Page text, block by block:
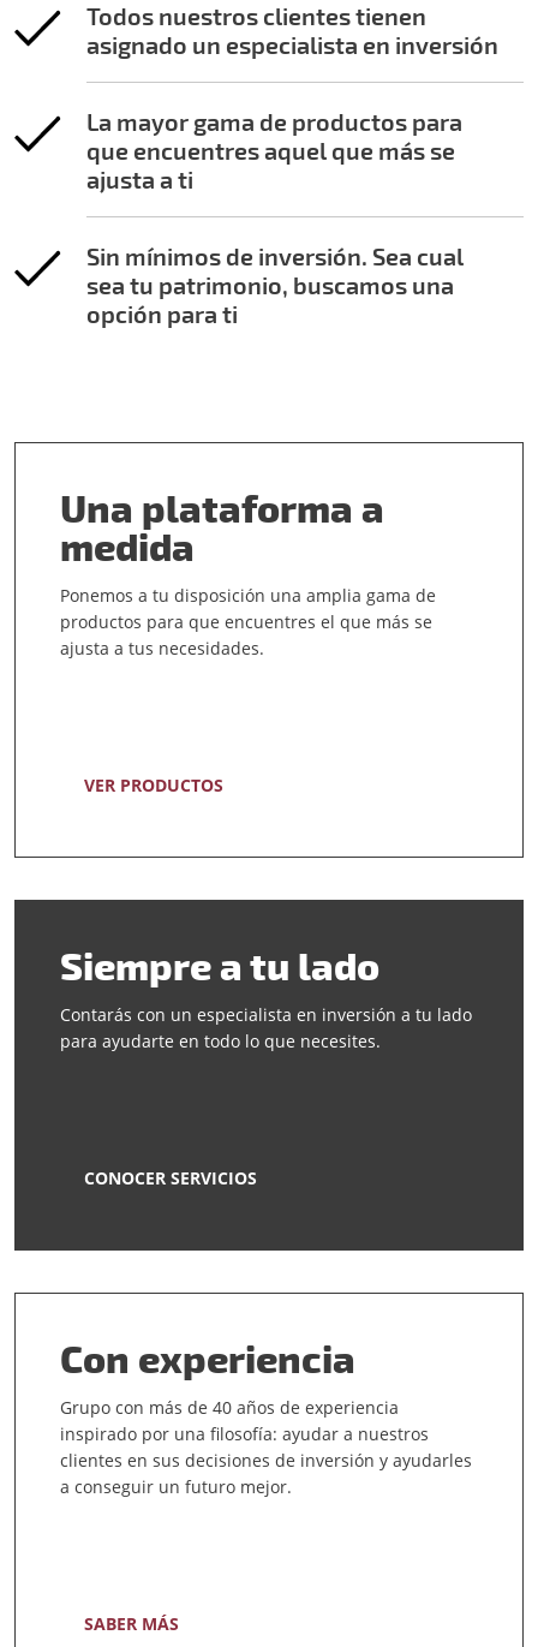
Todos nuestros clientes tienen
asignado un especialista en inversión
La mayor gama de productos para
que encuentres aquel que más se
ajusta a ti
Sin mínimos de inversión. Sea cual
sea tu patrimonio, buscamos una
opción para ti
Una plataforma a
medida
Ponemos a tu disposición una amplia gama de
productos para que encuentres el que más se
ajusta a tus necesidades.
VER PRODUCTOS
Siempre a tu lado
Contarás con un especialista en inversión a tu lado
para ayudarte en todo lo que necesites.
CONOCER SERVICIOS
Con experiencia
Grupo con más de 40 años de experiencia
inspirado por una filosofía: ayudar a nuestros
clientes en sus decisiones de inversión y ayudarles
a conseguir un futuro mejor.
SABER MÁS